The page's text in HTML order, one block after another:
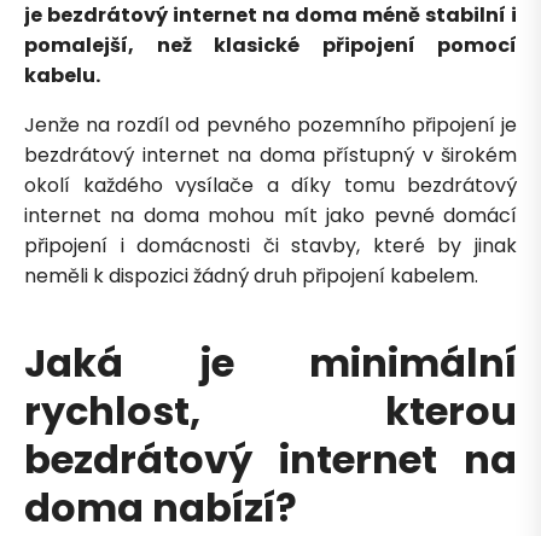
je bezdrátový internet na doma méně stabilní i
pomalejší, než klasické připojení pomocí
kabelu.
Jenže na rozdíl od pevného pozemního připojení je
bezdrátový internet na doma přístupný v širokém
okolí každého vysílače a díky tomu bezdrátový
internet na doma mohou mít jako pevné domácí
připojení i domácnosti či stavby, které by jinak
neměli k dispozici žádný druh připojení kabelem.
Jaká je minimální
rychlost, kterou
bezdrátový internet na
doma nabízí?